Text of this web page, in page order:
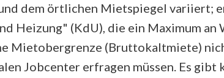
dem örtlichen Mietspiegel variiert;
Heizung" (KdU), die ein Maximum an
Mietobergrenze (Bruttokaltmiete)
Jobcenter erfragen müssen. Es